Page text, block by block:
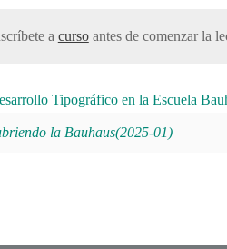
a cursoantes de comenzar la
Tipográfico en la Escuela
la Bauhaus(2025-01)